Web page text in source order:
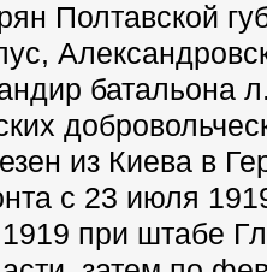
Полтавской
батальона
из Киева в
с 23 июля
1919 при штабе